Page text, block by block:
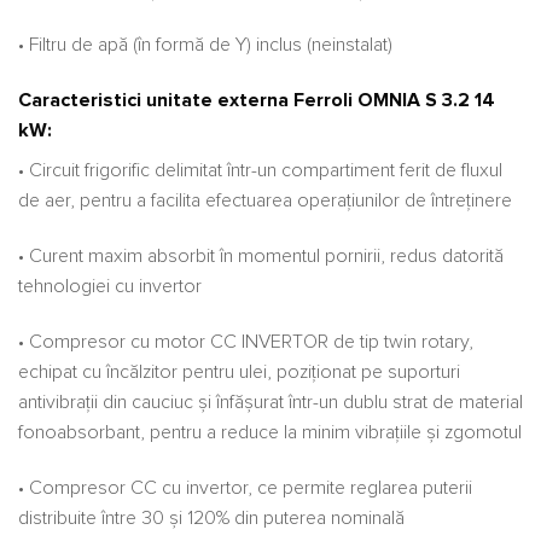
• Filtru de apă (în formă de Y) inclus (neinstalat)
Caracteristici unitate externa Ferroli OMNIA S 3.2 14
kW:
• Circuit frigorific delimitat într-un compartiment ferit de fluxul
de aer, pentru a facilita efectuarea operațiunilor de întreținere
• Curent maxim absorbit în momentul pornirii, redus datorită
tehnologiei cu invertor
• Compresor cu motor CC INVERTOR de tip twin rotary,
echipat cu încălzitor pentru ulei, poziționat pe suporturi
antivibrații din cauciuc și înfășurat într-un dublu strat de material
fonoabsorbant, pentru a reduce la minim vibrațiile și zgomotul
• Compresor CC cu invertor, ce permite reglarea puterii
distribuite între 30 și 120% din puterea nominală